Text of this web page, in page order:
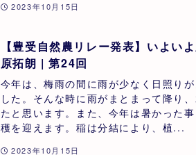
2023年10月15日
【豊受自然農リレー発表】いよいよ
原拓朗 | 第24回
今年は、梅雨の間に雨が少なく日照り
した。そんな時に雨がまとまって降り
たと思います。また、今年は暑かった
穫を迎えます。稲は分結により、植...
2023年10月15日